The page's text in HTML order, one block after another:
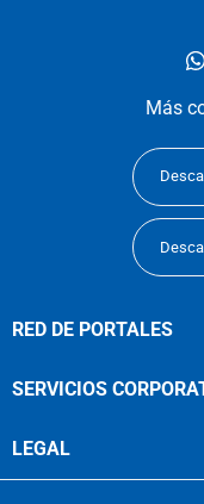
Más
RED DE PORTALES
SERVICIOS
LEGAL